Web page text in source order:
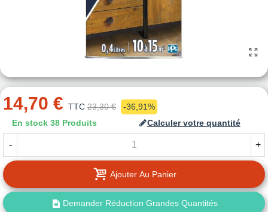
14,70 € TTC 23,30 €
-36,91%
En stock 38 Produits Calculer votre quantité
- +
Ajouter Au Panier
Demander Réduction Grandes Quantités